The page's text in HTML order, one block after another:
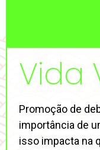
Vida
Promoção de
importância de
isso impacta na